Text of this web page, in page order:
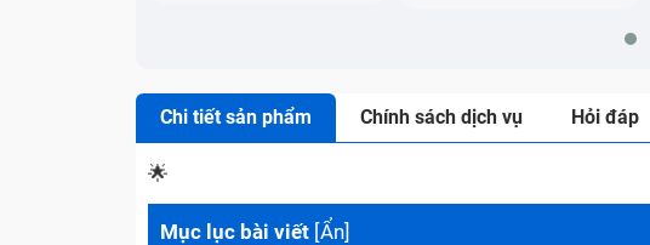
Chi tiết sản phẩm Chính sách dịch vụ Hỏi đáp
🌟
Mục lục bài viết [Ẩn]